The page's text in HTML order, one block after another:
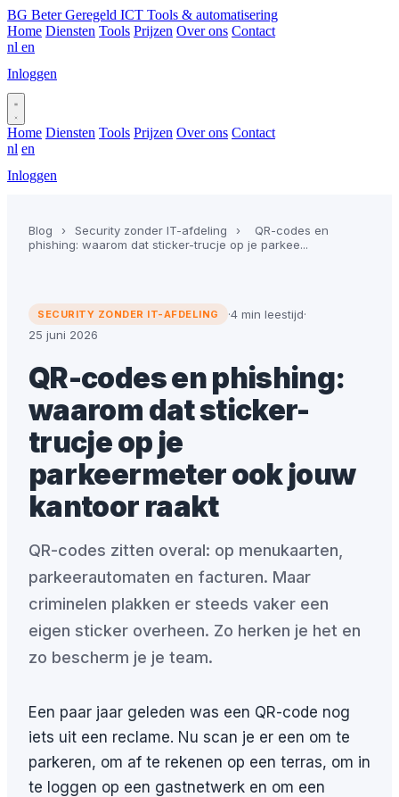
BG Beter Geregeld ICT Tools & automatisering
Home Diensten Tools Prijzen Over ons Contact
nl en
Inloggen
Home Diensten Tools Prijzen Over ons Contact
nl en
Inloggen
Blog › Security zonder IT-afdeling ›
QR-codes en
phishing: waarom dat sticker-trucje op je parkee...
SECURITY ZONDER IT-AFDELING ·4 min leestijd·
25 juni 2026
QR-codes en phishing:
waarom dat sticker-
trucje op je
parkeermeter ook jouw
kantoor raakt
QR-codes zitten overal: op menukaarten,
parkeerautomaten en facturen. Maar
criminelen plakken er steeds vaker een
eigen sticker overheen. Zo herken je het en
zo bescherm je je team.
Een paar jaar geleden was een QR-code nog
iets uit een reclame. Nu scan je er een om te
parkeren, om af te rekenen op een terras, om in
te loggen op een gastnetwerk en om een